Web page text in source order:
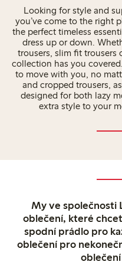
Looking for style and
you’ve come to the right
the perfect timeless
dress up or down.
trousers, slim fit trousers
collection has you
to move with you, no
and cropped trousers,
designed for both lazy
extra style to your
My ve společnosti
oblečení, které
spodní prádlo pro
oblečení pro